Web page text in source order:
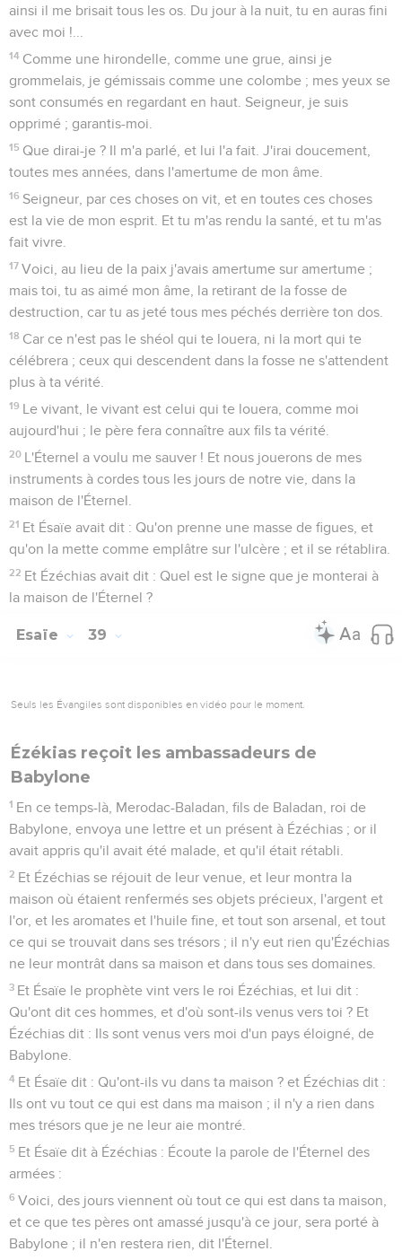
ainsi il me brisait tous les os. Du jour à la nuit, tu en auras fini
avec moi !...
14 Comme une hirondelle, comme une grue, ainsi je
grommelais, je gémissais comme une colombe ; mes yeux se
sont consumés en regardant en haut. Seigneur, je suis
opprimé ; garantis-moi.
15 Que dirai-je ? Il m'a parlé, et lui l'a fait. J'irai doucement,
toutes mes années, dans l'amertume de mon âme.
16 Seigneur, par ces choses on vit, et en toutes ces choses
est la vie de mon esprit. Et tu m'as rendu la santé, et tu m'as
fait vivre.
17 Voici, au lieu de la paix j'avais amertume sur amertume ;
mais toi, tu as aimé mon âme, la retirant de la fosse de
destruction, car tu as jeté tous mes péchés derrière ton dos.
18 Car ce n'est pas le shéol qui te louera, ni la mort qui te
célébrera ; ceux qui descendent dans la fosse ne s'attendent
plus à ta vérité.
19 Le vivant, le vivant est celui qui te louera, comme moi
aujourd'hui ; le père fera connaître aux fils ta vérité.
20 L'Éternel a voulu me sauver ! Et nous jouerons de mes
instruments à cordes tous les jours de notre vie, dans la
maison de l'Éternel.
21 Et Ésaïe avait dit : Qu'on prenne une masse de figues, et
qu'on la mette comme emplâtre sur l'ulcère ; et il se rétablira.
22 Et Ézéchias avait dit : Quel est le signe que je monterai à
la maison de l'Éternel ?
Esaïe 39
Seuls les Évangiles sont disponibles en vidéo pour le moment.
Ézékias reçoit les ambassadeurs de
Babylone
1 En ce temps-là, Merodac-Baladan, fils de Baladan, roi de
Babylone, envoya une lettre et un présent à Ézéchias ; or il
avait appris qu'il avait été malade, et qu'il était rétabli.
2 Et Ézéchias se réjouit de leur venue, et leur montra la
maison où étaient renfermés ses objets précieux, l'argent et
l'or, et les aromates et l'huile fine, et tout son arsenal, et tout
ce qui se trouvait dans ses trésors ; il n'y eut rien qu'Ézéchias
ne leur montrât dans sa maison et dans tous ses domaines.
3 Et Ésaïe le prophète vint vers le roi Ézéchias, et lui dit :
Qu'ont dit ces hommes, et d'où sont-ils venus vers toi ? Et
Ézéchias dit : Ils sont venus vers moi d'un pays éloigné, de
Babylone.
4 Et Ésaïe dit : Qu'ont-ils vu dans ta maison ? et Ézéchias dit :
Ils ont vu tout ce qui est dans ma maison ; il n'y a rien dans
mes trésors que je ne leur aie montré.
5 Et Ésaïe dit à Ézéchias : Écoute la parole de l'Éternel des
armées :
6 Voici, des jours viennent où tout ce qui est dans ta maison,
et ce que tes pères ont amassé jusqu'à ce jour, sera porté à
Babylone ; il n'en restera rien, dit l'Éternel.